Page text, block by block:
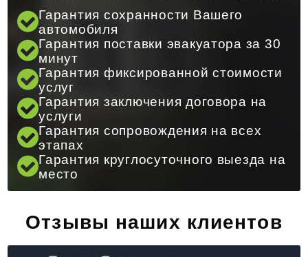
Гарантия сохранности Вашего
автомобиля
Гарантия поставки эвакуатора за 30
минут
Гарантия фиксированной стоимости
услуг
Гарантия заключения договора на
услуги
Гарантия сопровождения на всех
этапах
Гарантия круглосуточного выезда на
место
Отзывы наших клиентов